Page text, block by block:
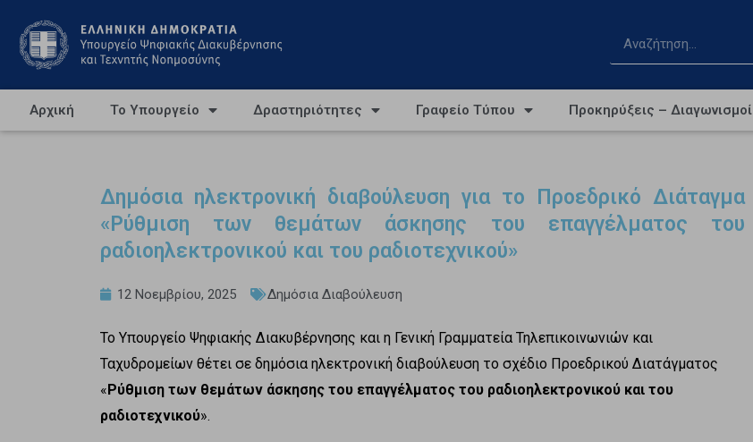
Αρχική Το Υπουργείο Δραστηριότητες Γραφείο Τύπου Προκηρύξεις – Διαγωνισμοί
Δημόσια ηλεκτρονική διαβούλευση για το Προεδρικό Διάταγμα
«Ρύθμιση των θεμάτων άσκησης του επαγγέλματος του
ραδιοηλεκτρονικού και του ραδιοτεχνικού»
12 Νοεμβρίου, 2025 Δημόσια Διαβούλευση
Το Υπουργείο Ψηφιακής Διακυβέρνησης και η Γενική Γραμματεία Τηλεπικοινωνιών και
Ταχυδρομείων θέτει σε δημόσια ηλεκτρονική διαβούλευση το σχέδιο Προεδρικού Διατάγματος
«Ρύθμιση των θεμάτων άσκησης του επαγγέλματος του ραδιοηλεκτρονικού και του
ραδιοτεχνικού».